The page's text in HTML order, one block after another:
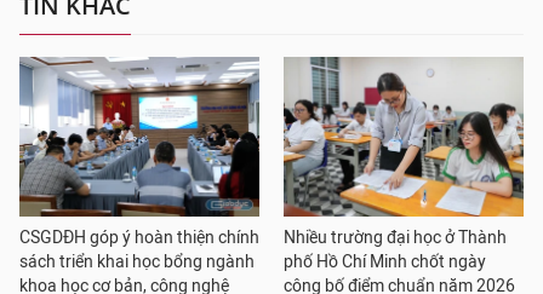
CSGDĐH góp ý hoàn thiện chính
sách triển khai học bổng ngành
khoa học cơ bản, công nghệ
Nhiều trường đại học ở Thành
phố Hồ Chí Minh chốt ngày
công bố điểm chuẩn năm 2026